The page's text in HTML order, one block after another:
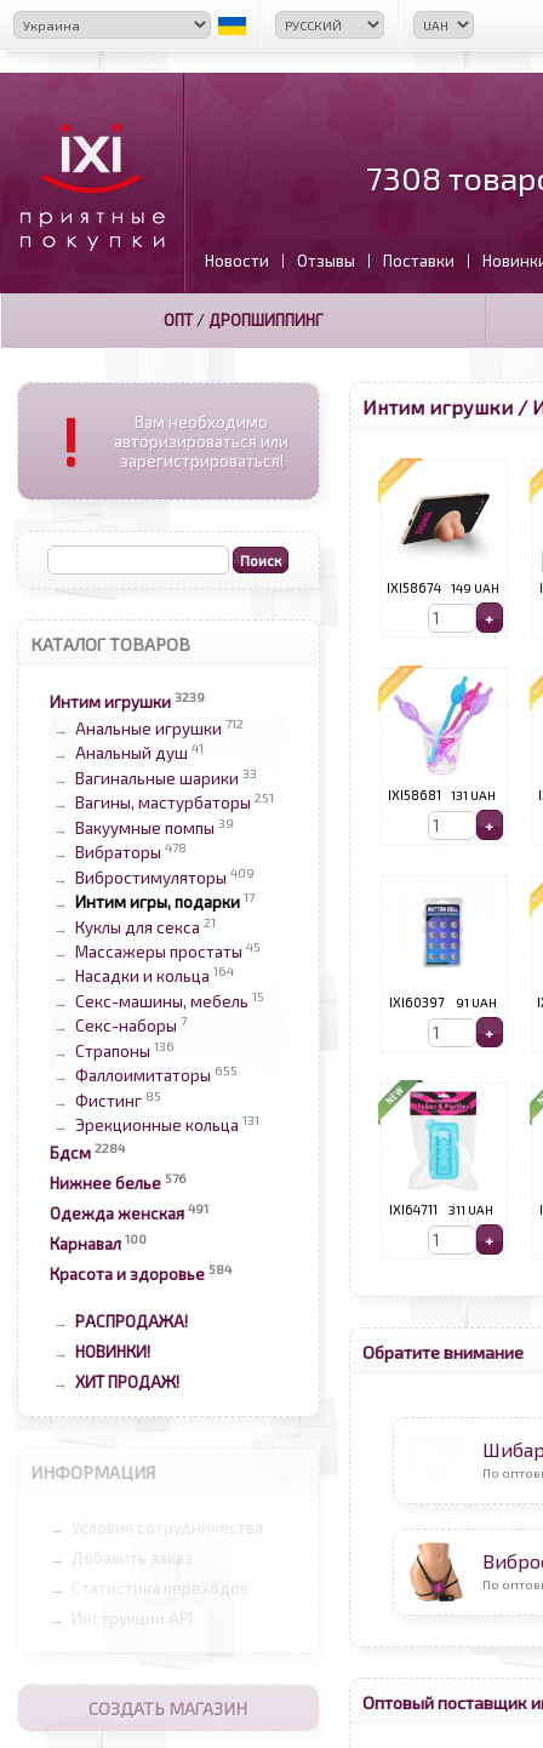
7308
Новости | Отзывы | Поставки |
ОПТ/ ДРОПШИППИНГ
!
Вам необходимо
авторизироваться или
зарегистрироваться!
КАТАЛОГ ТОВАРОВ
Интим игрушки 3239
→ Анальные игрушки 712
→ Анальный душ 41
→ Вагинальные шарики 33
→ Вагины, мастурбаторы 251
→ Вакуумные помпы 39
→ Вибраторы 478
→ Вибростимуляторы 409
→ Интим игры, подарки 17
→ Куклы для секса 21
→ Массажеры простаты 45
→ Насадки и кольца 164
→ Секс-машины, мебель 15
→ Секс-наборы 7
→ Страпоны 136
→ Фаллоимитаторы 655
→ Фистинг 85
→ Эрекционные кольца 131
Бдсм 2284
Нижнее белье 576
Одежда женская 491
Карнавал 100
Красота и здоровье 584
→ РАСПРОДАЖА!
→ НОВИНКИ!
→ ХИТ ПРОДАЖ!
ИНФОРМАЦИЯ
→ Условия сотрудничества
→ Добавить заказ
→ Статистика переходов
→ Инструкции API
СОЗДАТЬ МАГАЗИН
Интим игрушки /
IXI58674 149 UAH
IXI58681 131 UAH
IXI60397 91 UAH
IXI64711 311 UAH
Обратите внимание
По
По
Оптовый поставщик